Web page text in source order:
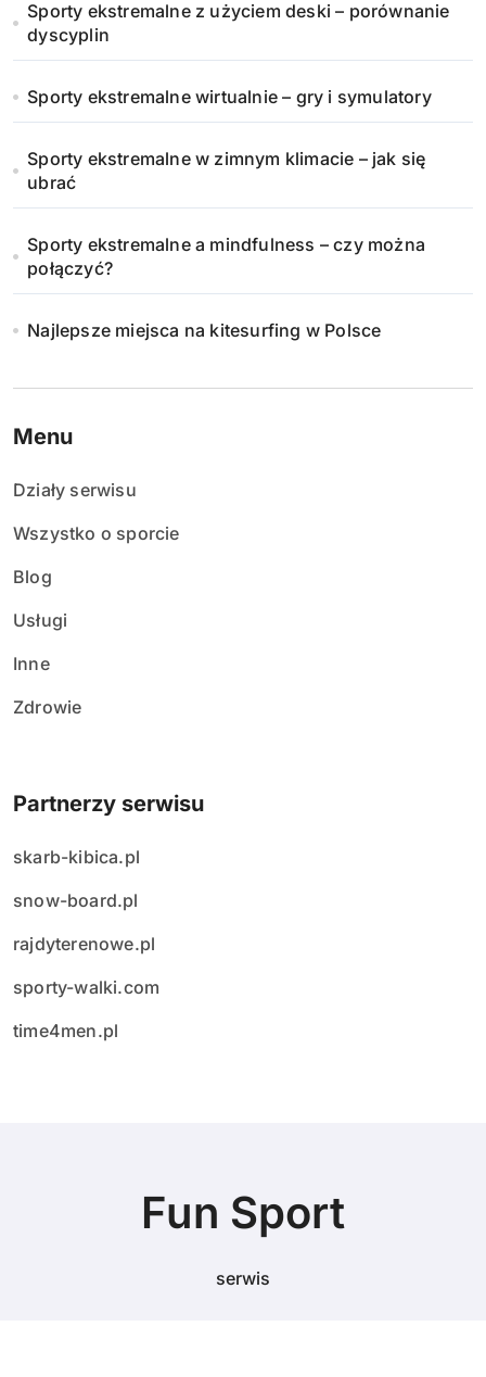
Sporty ekstremalne z użyciem deski – porównanie
dyscyplin
Sporty ekstremalne wirtualnie – gry i symulatory
Sporty ekstremalne w zimnym klimacie – jak się
ubrać
Sporty ekstremalne a mindfulness – czy można
połączyć?
Najlepsze miejsca na kitesurfing w Polsce
Menu
Działy serwisu
Wszystko o sporcie
Blog
Usługi
Inne
Zdrowie
Partnerzy serwisu
skarb-kibica.pl
snow-board.pl
rajdyterenowe.pl
sporty-walki.com
time4men.pl
Fun Sport
serwis